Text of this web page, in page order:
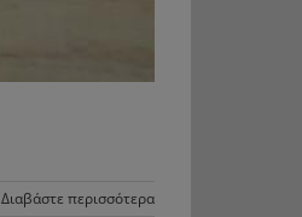
Διαβάστε περισσότερα